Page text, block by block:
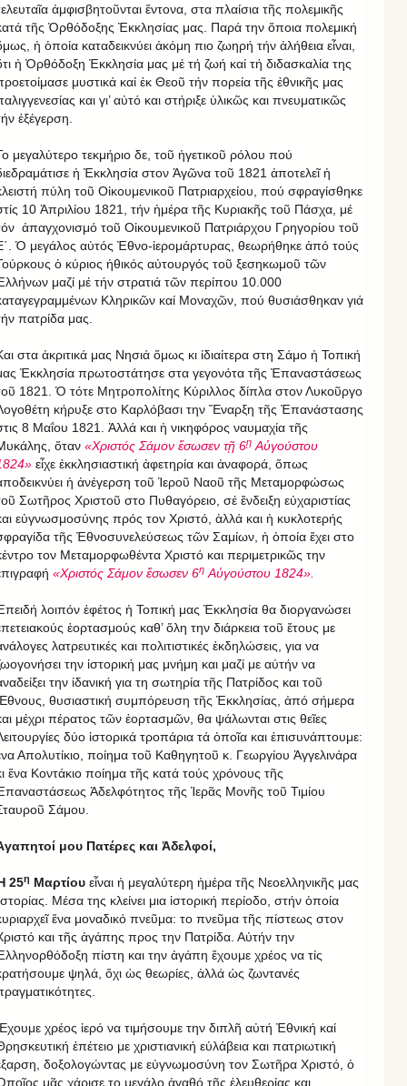
ἀμφισβητοῦνται ἔντονα, στα πλαίσια τῆς πολεμικῆς
τῆς Ὀρθόδοξης Ἐκκλησίας μας. Παρά την ὅποια πολεμική
ἡ ὁποία καταδεικνύει ἀκόμη πιο ζωηρή τήν ἀλήθεια εἶναι,
ἡ Ὀρθόδοξη Ἐκκλησία μας μέ τή ζωή καί τή διδασκαλία της
μυστικά καί ἐκ Θεοῦ τήν πορεία τῆς ἐθνικῆς μας
και γι’ αὐτό και στήριξε ὑλικῶς και πνευματικῶς
ἐξέγερση.
μεγαλύτερο τεκμήριο δε, τοῦ ἡγετικοῦ ρόλου πού
ἡ Ἐκκλησία στον Ἀγῶνα τοῦ 1821 ἀποτελεῖ ἡ
πύλη τοῦ Οἰκουμενικοῦ Πατριαρχείου, πού σφραγίσθηκε
10 Ἀπριλίου 1821, τήν ἡμέρα τῆς Κυριακῆς τοῦ Πάσχα, μέ
ἀπαγχονισμό τοῦ Οἰκουμενικοῦ Πατριάρχου Γρηγορίου τοῦ
Ὁ μεγάλος αὐτός Ἐθνο-ἱερομάρτυρας, θεωρήθηκε ἀπό τούς
ὁ κύριος ἠθικός αὐτουργός τοῦ ξεσηκωμοῦ τῶν
μαζί μέ τήν στρατιά τῶν περίπου 10.000
Κληρικῶν καί Μοναχῶν, πού θυσιάσθηκαν γιά
πατρίδα μας.
στα ἀκριτικά μας Νησιά ὅμως κι ἰδιαίτερα στη Σάμο ἡ Τοπική
Ἐκκλησία πρωτοστάτησε στα γεγονότα τῆς Ἐπαναστάσεως
1821. Ὁ τότε Μητροπολίτης Κύριλλος δίπλα στον Λυκοῦργο
κήρυξε στο Καρλόβασι την Ἔναρξη τῆς Ἐπανάστασης
8 Μαΐου 1821. Ἀλλά και ἡ νικηφόρος ναυμαχία τῆς
ὅταν «Χριστός Σάμον ἔσωσεν τῇ 6ῃ Αὐγούστου
εἶχε ἐκκλησιαστική ἀφετηρία και ἀναφορά, ὅπως
ἡ ἀνέγερση τοῦ Ἱεροῦ Ναοῦ τῆς Μεταμορφώσως
Σωτῆρος Χριστοῦ στο Πυθαγόρειο, σέ ἔνδειξη εὐχαριστίας
εὐγνωσμοσύνης πρός τον Χριστό, ἀλλά και ἡ κυκλοτερής
τῆς Ἐθνοσυνελεύσεως τῶν Σαμίων, ἡ ὁποία ἔχει στο
τον Μεταμορφωθέντα Χριστό και περιμετρικῶς την
«Χριστός Σάμον ἔσωσεν 6η Αὐγούστου 1824».
λοιπόν ἐφέτος ἡ Τοπική μας Ἐκκλησία θα διοργανώσει
ἑορτασμούς καθ’ ὅλη την διάρκεια τοῦ ἔτους με
λατρευτικές και πολιτιστικές ἐκδηλώσεις, για να
την ἱστορική μας μνήμη και μαζί με αὐτήν να
την ἰδανική για τη σωτηρία τῆς Πατρίδος και τοῦ
θυσιαστική συμπόρευση τῆς Ἐκκλησίας, ἀπό σήμερα
μέχρι πέρατος τῶν ἑορτασμῶν, θα ψάλωνται στις θεῖες
δύο ἱστορικά τροπάρια τά ὁποῖα και ἐπισυνάπτουμε:
Απολυτίκιο, ποίημα τοῦ Καθηγητοῦ κ. Γεωργίου Ἀγγελινάρα
ἕνα Κοντάκιο ποίημα τῆς κατά τούς χρόνους τῆς
Ἀδελφότητος τῆς Ἱερᾶς Μονῆς τοῦ Τιμίου
Σάμου.
μου Πατέρες και Ἀδελφοί,
25η Μαρτίου εἶναι ἡ μεγαλύτερη ἡμέρα τῆς Νεοελληνικῆς μας
Μέσα της κλείνει μια ἱστορική περίοδο, στήν ὁποία
ἕνα μοναδικό πνεῦμα: το πνεῦμα τῆς πίστεως στον
και τῆς ἀγάπης προς την Πατρίδα. Αὐτήν την
πίστη και την ἀγάπη ἔχουμε χρέος να τίς
ψηλά, ὄχι ὡς θεωρίες, ἀλλά ὡς ζωντανές
χρέος ἱερό να τιμήσουμε την διπλῆ αὐτή Ἐθνική καί
ἐπέτειο με χριστιανική εὐλάβεια και πατριωτική
δοξολογώντας με εὐγνωμοσύνη τον Σωτῆρα Χριστό, ὁ
μᾶς χάρισε το μεγάλο ἀγαθό τῆς ἐλευθερίας και